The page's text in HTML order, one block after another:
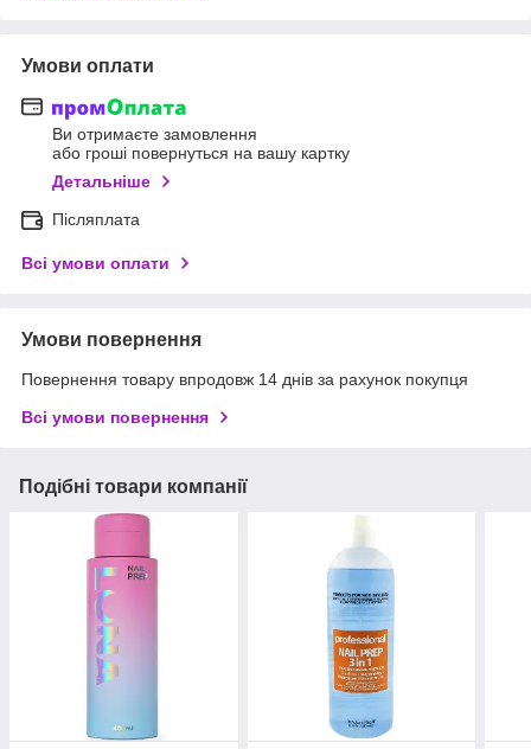
Умови оплати
Ви отримаєте замовлення
або гроші повернуться на вашу картку
Детальніше
Післяплата
Всі умови оплати
Умови повернення
Повернення товару впродовж 14 днів за рахунок покупця
Всі умови повернення
Подібні товари компанії